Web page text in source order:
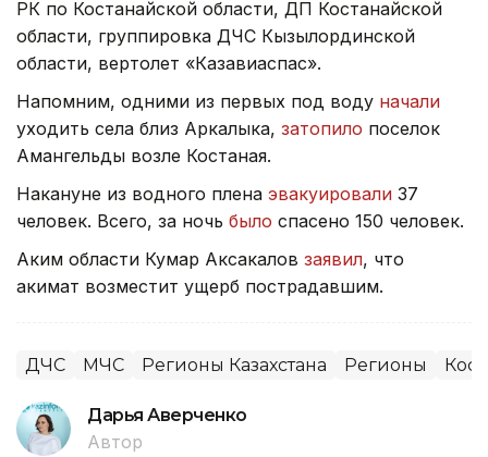
РК по Костанайской области, ДП Костанайской
области, группировка ДЧС Кызылординской
области, вертолет «Казавиаспас».
Напомним, одними из первых под воду начали
уходить села близ Аркалыка, затопило поселок
Амангельды возле Костаная.
Накануне из водного плена эвакуировали 37
человек. Всего, за ночь было спасено 150 человек.
Аким области Кумар Аксакалов заявил, что
акимат возместит ущерб пострадавшим.
ДЧС МЧС Регионы Казахстана Регионы
Дарья Аверченко
Автор